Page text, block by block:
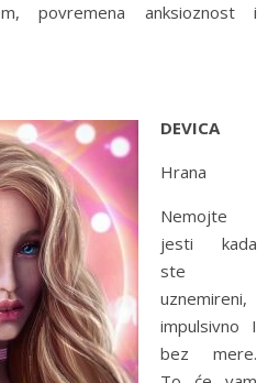
povremena anksioznost i
DEVICA
Hrana
Nemojte
jesti kada
ste
uznemireni,
impulsivno I
bez mere.